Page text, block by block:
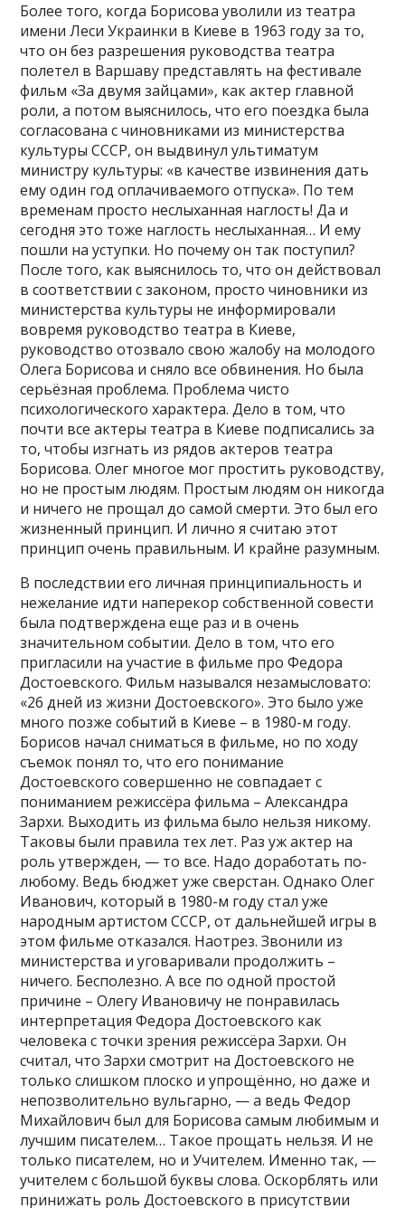
Более того, когда Борисова уволили из театра
имени Леси Украинки в Киеве в 1963 году за то,
что он без разрешения руководства театра
полетел в Варшаву представлять на фестивале
фильм «За двумя зайцами», как актер главной
роли, а потом выяснилось, что его поездка была
согласована с чиновниками из министерства
культуры СССР, он выдвинул ультиматум
министру культуры: «в качестве извинения дать
ему один год оплачиваемого отпуска». По тем
временам просто неслыханная наглость! Да и
сегодня это тоже наглость неслыханная… И ему
пошли на уступки. Но почему он так поступил?
После того, как выяснилось то, что он действовал
в соответствии с законом, просто чиновники из
министерства культуры не информировали
вовремя руководство театра в Киеве,
руководство отозвало свою жалобу на молодого
Олега Борисова и сняло все обвинения. Но была
серьёзная проблема. Проблема чисто
психологического характера. Дело в том, что
почти все актеры театра в Киеве подписались за
то, чтобы изгнать из рядов актеров театра
Борисова. Олег многое мог простить руководству,
но не простым людям. Простым людям он никогда
и ничего не прощал до самой смерти. Это был его
жизненный принцип. И лично я считаю этот
принцип очень правильным. И крайне разумным.
В последствии его личная принципиальность и
нежелание идти наперекор собственной совести
была подтверждена еще раз и в очень
значительном событии. Дело в том, что его
пригласили на участие в фильме про Федора
Достоевского. Фильм назывался незамысловато:
«26 дней из жизни Достоевского». Это было уже
много позже событий в Киеве – в 1980-м году.
Борисов начал сниматься в фильме, но по ходу
съемок понял то, что его понимание
Достоевского совершенно не совпадает с
пониманием режиссёра фильма – Александра
Зархи. Выходить из фильма было нельзя никому.
Таковы были правила тех лет. Раз уж актер на
роль утвержден, — то все. Надо доработать по-
любому. Ведь бюджет уже сверстан. Однако Олег
Иванович, который в 1980-м году стал уже
народным артистом СССР, от дальнейшей игры в
этом фильме отказался. Наотрез. Звонили из
министерства и уговаривали продолжить –
ничего. Бесполезно. А все по одной простой
причине – Олегу Ивановичу не понравилась
интерпретация Федора Достоевского как
человека с точки зрения режиссёра Зархи. Он
считал, что Зархи смотрит на Достоевского не
только слишком плоско и упрощённо, но даже и
непозволительно вульгарно, — а ведь Федор
Михайлович был для Борисова самым любимым и
лучшим писателем… Такое прощать нельзя. И не
только писателем, но и Учителем. Именно так, —
учителем с большой буквы слова. Оскорблять или
принижать роль Достоевского в присутствии